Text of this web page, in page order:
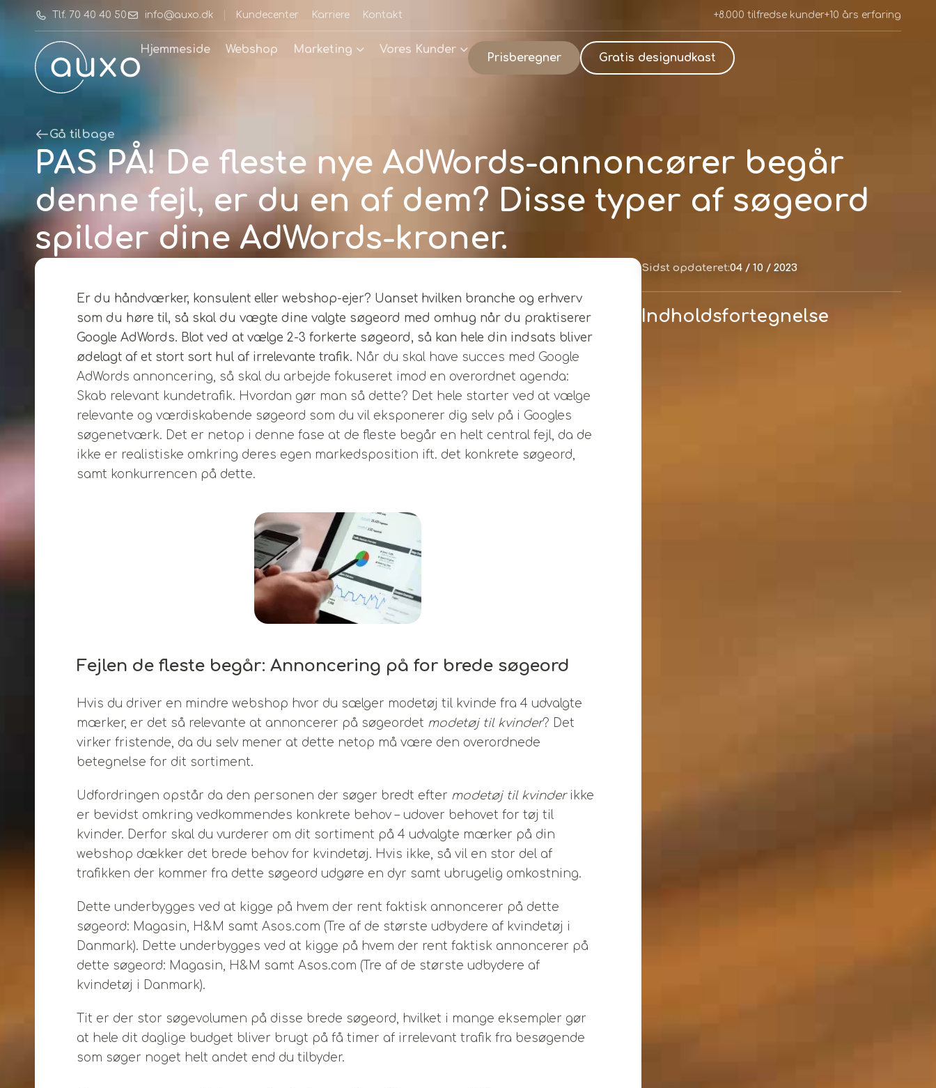
Tlf. 70 40 40 50 info@auxo.dk Kundecenter Karriere Kontakt +8.000 tilfredse kunder+10 års erfaring
Hjemmeside Webshop Marketing Vores Kunder
Prisberegner Gratis designudkast
Gå tilbage
PAS PÅ! De fleste nye AdWords-annoncører begår
denne fejl, er du en af dem? Disse typer af søgeord
spilder dine AdWords-kroner.
Er du håndværker, konsulent eller webshop-ejer? Uanset hvilken branche og erhverv
som du høre til, så skal du vægte dine valgte søgeord med omhug når du praktiserer
Google AdWords. Blot ved at vælge 2-3 forkerte søgeord, så kan hele din indsats bliver
ødelagt af et stort sort hul af irrelevante trafik. Når du skal have succes med Google
AdWords annoncering, så skal du arbejde fokuseret imod en overordnet agenda:
Skab relevant kundetrafik. Hvordan gør man så dette? Det hele starter ved at vælge
relevante og værdiskabende søgeord som du vil eksponerer dig selv på i Googles
søgenetværk. Det er netop i denne fase at de fleste begår en helt central fejl, da de
ikke er realistiske omkring deres egen markedsposition ift. det konkrete søgeord,
samt konkurrencen på dette.
Fejlen de fleste begår: Annoncering på for brede søgeord
Hvis du driver en mindre webshop hvor du sælger modetøj til kvinde fra 4 udvalgte
mærker, er det så relevante at annoncerer på søgeordet modetøj til kvinder? Det
virker fristende, da du selv mener at dette netop må være den overordnede
betegnelse for dit sortiment.
Udfordringen opstår da den personen der søger bredt efter modetøj til kvinderikke
er bevidst omkring vedkommendes konkrete behov – udover behovet for tøj til
kvinder. Derfor skal du vurderer om dit sortiment på 4 udvalgte mærker på din
webshop dækker det brede behov for kvindetøj. Hvis ikke, så vil en stor del af
trafikken der kommer fra dette søgeord udgøre en dyr samt ubrugelig omkostning.
Dette underbygges ved at kigge på hvem der rent faktisk annoncerer på dette
søgeord: Magasin, H&M samt Asos.com (Tre af de største udbydere af kvindetøj i
Danmark). Dette underbygges ved at kigge på hvem der rent faktisk annoncerer på
dette søgeord: Magasin, H&M samt Asos.com (Tre af de største udbydere af
kvindetøj i Danmark).
Tit er der stor søgevolumen på disse brede søgeord, hvilket i mange eksempler gør
at hele dit daglige budget bliver brugt på få timer af irrelevant trafik fra besøgende
som søger noget helt andet end du tilbyder.
Sidst opdateret:04 / 10 / 2023
Indholdsfortegnelse